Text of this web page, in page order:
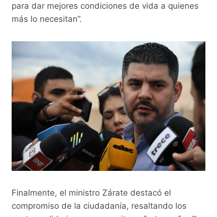
para dar mejores condiciones de vida a quienes
más lo necesitan”.
Finalmente, el ministro Zárate destacó el
compromiso de la ciudadanía, resaltando los